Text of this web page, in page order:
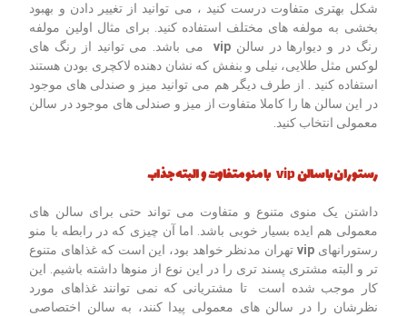
شکل بهتری متفاوت درست کنید ، می توانید از تغییر دادن و بهبود
بخشی به مولفه های مختلف استفاده کنید. برای مثال اولین مولفه
رنگ در و دیوارها در سالن vipمی باشد. می توانید از رنگ های
لوکس مثل طلایی، نیلی و بنفش که نشان دهنده لاکچری بودن هستند
استفاده کنید . از طرف دیگر هم می توانید میز و صندلی های موجود
در این سالن ها را کاملا متفاوت از میز و صندلی های موجود در سالن
معمولی انتخاب کنید.
رستوران با سالنvip با منو متفاوت و البته جذاب
داشتن یک منوی متنوع و متفاوت می تواند حتی برای سالن های
معمولی هم ایده بسیار خوبی باشد. اما آن چیزی که در رابطه با منو
رستورانهایvip تهران مدنظر خواهد بود، این است که غذاهای متنوع
تر و البته مشتری پسند تری را در این نوع از منوها داشته باشیم. این
کار موجب شده است تا مشتریانی که نمی توانند غذاهای مورد
نظرشان را در سالن های معمولی پیدا کنند، به سالن اختصاصی